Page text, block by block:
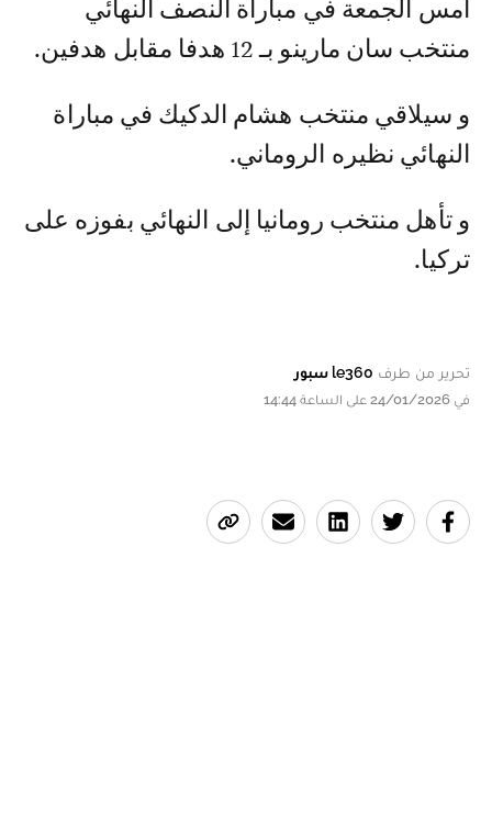
أمس الجمعة في مباراة النصف النهائي
منتخب سان مارينو بـ 12 هدفا مقابل هدفين.
و سيلاقي منتخب هشام الدكيك في مباراة
النهائي نظيره الروماني.
و تأهل منتخب رومانيا إلى النهائي بفوزه على
تركيا.
تحرير من طرف le360 سبور
في 24/01/2026 على الساعة 14:44